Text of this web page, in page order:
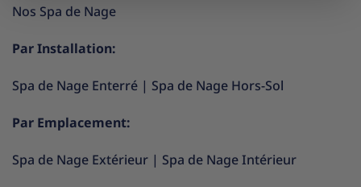
Nos Spa de Nage
Par Installation:
Spa de Nage Enterré | Spa de Nage Hors-Sol
Par Emplacement:
Spa de Nage Extérieur | Spa de Nage Intérieur